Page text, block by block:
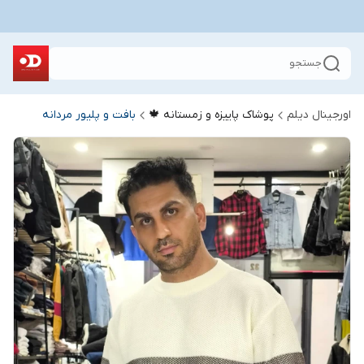
جستجو
اورجینال دیلم پوشاک پاییزه و زمستانه 🍁 بافت و پلیور مردانه